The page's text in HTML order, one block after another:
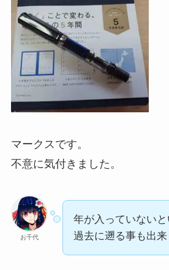
マークスです。
不意に気付きました。
お千代
年が入っていない
過去に遡る事も出